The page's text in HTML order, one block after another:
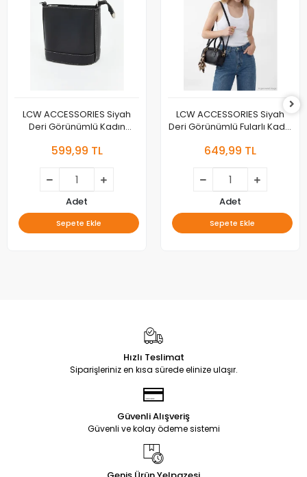
LCW ACCESSORIES Siyah
Deri Görünümlü Kadın
599,99 TL
Adet
Sepete Ekle
LCW ACCESSORIES Siyah
Deri Görünümlü Fularlı Kadın
649,99 TL
Adet
Sepete Ekle
Hızlı Teslimat
Siparişleriniz en kısa sürede elinize ulaşır.
Güvenli Alışveriş
Güvenli ve kolay ödeme sistemi